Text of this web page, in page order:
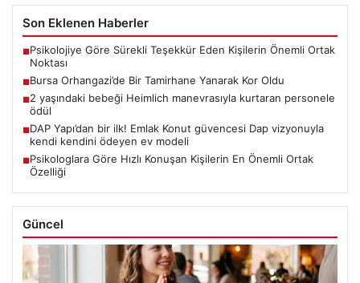
Son Eklenen Haberler
■Psikolojiye Göre Sürekli Teşekkür Eden Kişilerin Önemli Ortak
Noktası
■Bursa Orhangazi’de Bir Tamirhane Yanarak Kor Oldu
■2 yaşındaki bebeği Heimlich manevrasıyla kurtaran personele
ödül
■DAP Yapı’dan bir ilk! Emlak Konut güvencesi Dap vizyonuyla
kendi kendini ödeyen ev modeli
■Psikologlara Göre Hızlı Konuşan Kişilerin En Önemli Ortak
Özelliği
Güncel